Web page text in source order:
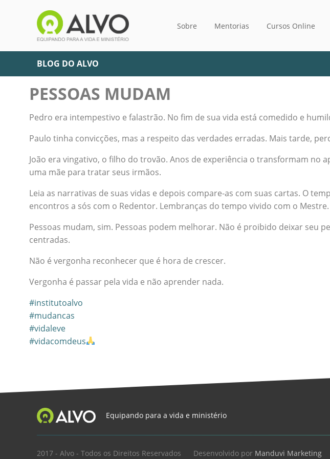
Sobre Mentorias Cursos Online
BLOG DO ALVO
PESSOAS MUDAM
Pedro era intempestivo e falastrão. No fim de sua vida está comedido e
Paulo tinha convicções, mas a respeito das verdades erradas. Mais tarde,
João era vingativo, o filho do trovão. Anos de experiência o transformam
uma mãe para tratar seus irmãos.
Leia as narrativas de suas vidas e depois compare-as com suas cartas. O
encontros a sós com o Redentor. Lembranças do tempo vivido com o
Pessoas mudam, sim. Pessoas podem melhorar. Não é proibido deixar seu
centradas.
Não é vergonha reconhecer que é hora de crescer.
Vergonha é passar pela vida e não aprender nada.
#institutoalvo
#mudancas
#vidaleve
#vidacomdeus
Equipando para a vida e ministério
2017 - Alvo - Todos os Direitos Reservados Desenvolvido por Manduvi Marketing